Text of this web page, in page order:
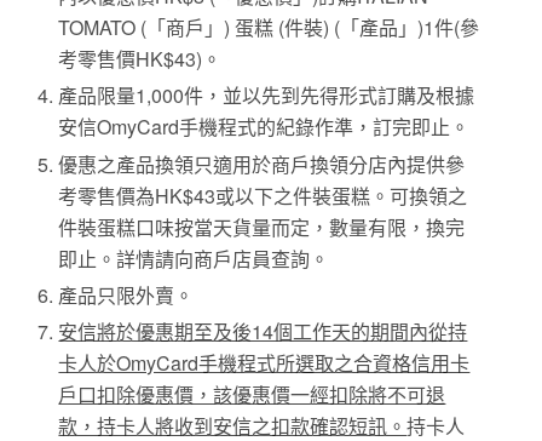
TOMATO (「商戶」) 蛋糕 (件裝) (「產品」)1件(參
考零售價HK$43)。
產品限量1,000件，並以先到先得形式訂購及根據
安信OmyCard手機程式的紀錄作準，訂完即止。
優惠之產品換領只適用於商戶換領分店內提供參
考零售價為HK$43或以下之件裝蛋糕。可換領之
件裝蛋糕口味按當天貨量而定，數量有限，換完
即止。詳情請向商戶店員查詢。
產品只限外賣。
安信將於優惠期至及後14個工作天的期間內從持
卡人於OmyCard手機程式所選取之合資格信用卡
戶口扣除優惠價，該優惠價一經扣除將不可退
款，持卡人將收到安信之扣款確認短訊。持卡人